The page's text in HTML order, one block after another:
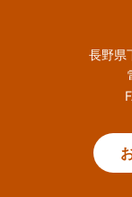
長野県